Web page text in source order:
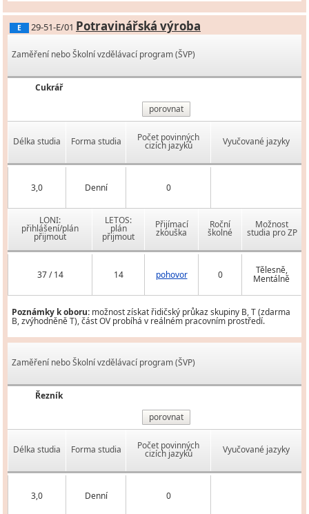
E 29-51-E/01 Potravinářská výroba
Zaměření nebo Školní vzdělávací program (ŠVP)
Cukrář
porovnat
Délka studia Forma studia Počet povinných
cizích jazyků Vyučované jazyky
3,0 Denní 0
LONI:
přihlášení/plán
přijmout
LETOS:
plán
přijmout
Přijímací
zkouška
Roční
školné
Možnost
studia pro ZP
37 / 14 14 pohovor 0 Tělesně,
Mentálně
Poznámky k oboru: možnost získat řidičský průkaz skupiny B, T (zdarma
B, zvýhodněně T), část OV probíhá v reálném pracovním prostředí.
Zaměření nebo Školní vzdělávací program (ŠVP)
Řezník
porovnat
Délka studia Forma studia Počet povinných
cizích jazyků Vyučované jazyky
3,0 Denní 0